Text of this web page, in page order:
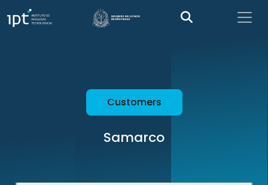
Customers
Samarco